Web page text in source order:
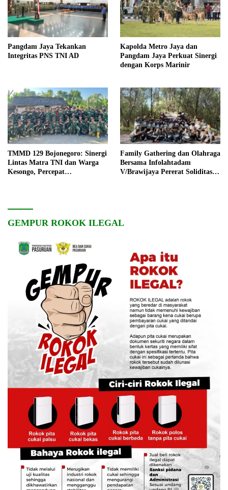
Pangdam Jaya Tekankan
Integritas PNS TNI AD
Kapolda Metro Jaya dan
Pangdam Jaya Perkuat Sinergi
dengan Korps Marinir
TMMD 129 Bojonegoro: Sinergi
Lintas Matra TNI dan Warga
Kesongo, Percepat
Family Gathering dan Olahraga
Bersama Infolahtadam
V/Brawijaya Pererat Soliditas
GEMPUR ROKOK ILEGAL